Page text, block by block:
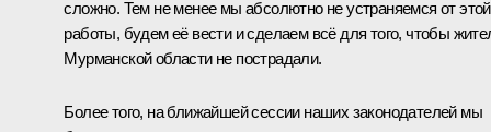
сложно. Тем не менее мы абсолютно не устраняемся от этой
работы, будем её вести и сделаем всё для того, чтобы
Мурманской области не пострадали.
Более того, на ближайшей сессии наших законодателей мы